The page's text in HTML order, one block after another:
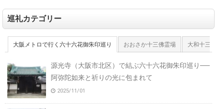
巡礼カテゴリー
大阪メトロで行く六十六花御朱印巡り おおさか十三佛霊場 大和十三
源光寺（大阪市北区）で結ぶ六十六花御朱印巡り──
阿弥陀如来と祈りの光に包まれて
2025/11/01